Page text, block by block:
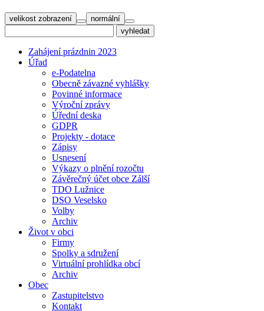
velikost zobrazení normální
Zahájení prázdnin 2023
Úřad
e-Podatelna
Obecně závazné vyhlášky
Povinné informace
Výroční zprávy
Úřední deska
GDPR
Projekty - dotace
Zápisy
Usnesení
Výkazy o plnění rozočtu
Závěrečný účet obce Zálší
TDO Lužnice
DSO Veselsko
Volby
Archiv
Život v obci
Firmy
Spolky a sdružení
Virtuální prohlídka obcí
Archiv
Obec
Zastupitelstvo
Kontakt